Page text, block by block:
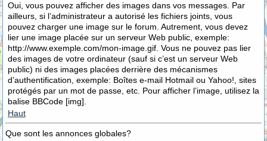
Oui, vous pouvez afficher des images dans vos messages. Par
ailleurs, si l’administrateur a autorisé les fichiers joints, vous
pouvez charger une image sur le forum. Autrement, vous devez
lier une image placée sur un serveur Web public, exemple:
http://www.exemple.com/mon-image.gif. Vous ne pouvez pas lier
des images de votre ordinateur (sauf si c’est un serveur Web
public) ni des images placées derrière des mécanismes
d’authentification, exemple: Boîtes e-mail Hotmail ou Yahoo!, sites
protégés par un mot de passe, etc. Pour afficher l’image, utilisez la
balise BBCode [img].
Haut
Que sont les annonces globales?